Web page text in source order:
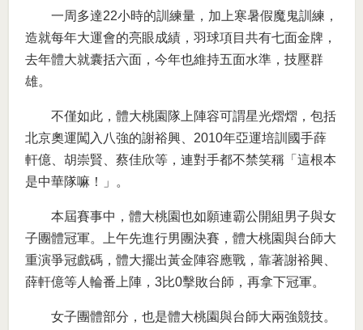
一周多達22小時的訓練量，加上寒暑假魔鬼訓練，
造就每年大運會的亮眼成績，羽球項目共有七面金牌，
去年體大就囊括六面，今年也維持五面水準，技壓群
雄。
不僅如此，體大桃園隊上陣容可謂星光熠熠，包括
北京奧運闖入八強的謝裕興、2010年亞運培訓國手薛
軒億、胡崇賢、蔡佳欣等，連對手都不禁笑稱「這根本
是中華隊嘛！」。
本屆賽事中，體大桃園也如願連霸公開組男子與女
子團體冠軍。上午先進行男團決賽，體大桃園與台師大
重演爭冠戲碼，體大擺出黃金陣容應戰，靠著謝裕興、
薛軒億等人輪番上陣，3比0擊敗台師，再拿下冠軍。
女子團體部分，也是體大桃園與台師大兩強競技。